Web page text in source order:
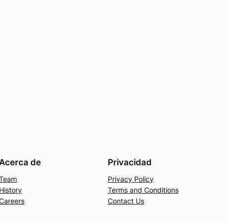
Acerca de
History
Privacidad
Privacy Policy
Terms and Conditions
Contact Us